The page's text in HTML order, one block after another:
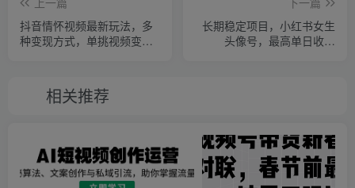
抖音情怀视频最新玩法，多
种变现方式，单挑视频变现
长期稳定项目，小红书女生
头像号，最高单日收益
相关推荐